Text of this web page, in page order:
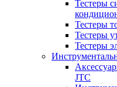
Тестеры
Тестеры
Тестеры
Тестеры
JTC